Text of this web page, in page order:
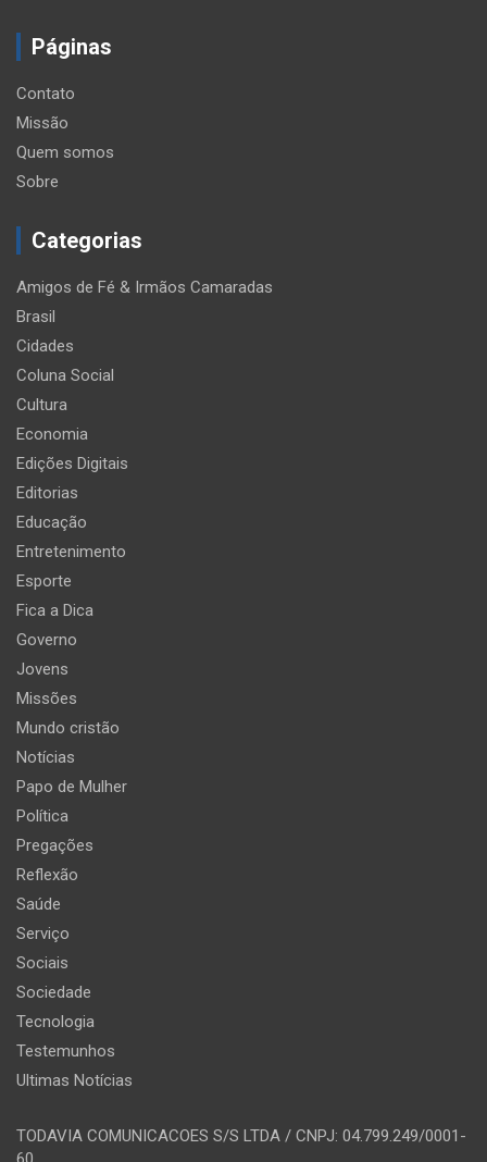
Páginas
Contato
Missão
Quem somos
Sobre
Categorias
Amigos de Fé & Irmãos Camaradas
Brasil
Cidades
Coluna Social
Cultura
Economia
Edições Digitais
Editorias
Educação
Entretenimento
Esporte
Fica a Dica
Governo
Jovens
Missões
Mundo cristão
Notícias
Papo de Mulher
Política
Pregações
Reflexão
Saúde
Serviço
Sociais
Sociedade
Tecnologia
Testemunhos
Ultimas Notícias
TODAVIA COMUNICACOES S/S LTDA / CNPJ: 04.799.249/0001-